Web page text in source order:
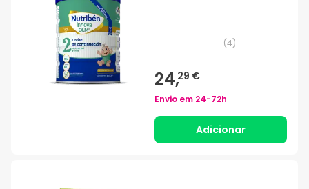
(4)
24,29 €
Envio em 24-72h
Adicionar